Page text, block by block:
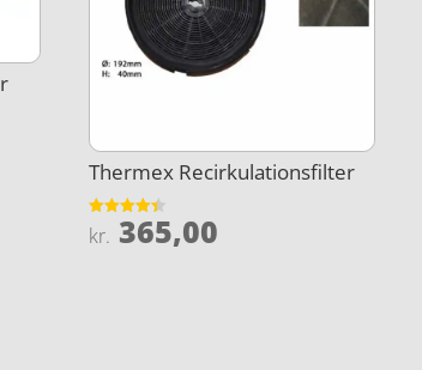
Thermex Recirkulationsfilter
Vurderet
4.4
kr. 365,00